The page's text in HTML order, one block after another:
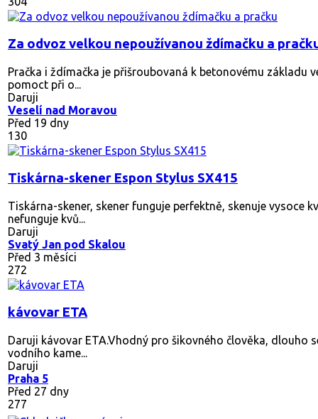
Za odvoz velkou nepoužívanou ždímačku a
Pračka i ždímačka je přišroubovaná k betonovému základu
pomoct při o...
Daruji
Veselí nad Moravou
Před 19 dny
130
Tiskárna-skener Espon Stylus SX415
Tiskárna-skener, skener funguje perfektně, skenuje vysoce
nefunguje kvů...
Daruji
Svatý Jan pod Skalou
Před 3 měsíci
272
kávovar ETA
Daruji kávovar ETA.Vhodný pro šikovného člověka, dlouho
vodního kame...
Daruji
Praha 5
Před 27 dny
277